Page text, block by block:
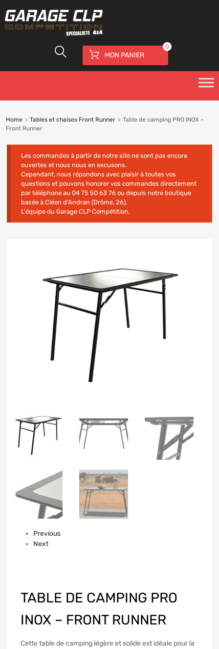
MON PANIER
0
Home Tables et chaises Front Runner
Table de camping PRO INOX –
Front Runner
Les commandes à partir de notre site ne sont pas encore
ouvertes et nous nous en excusons.
Cependant, nous répondons avec plaisir à toutes vos
questions et pouvons honorer vos commandes directement
par téléphone au 04 75 50 63 76 ou depuis notre boutique
basée à Cléon d'Andran (Drôme, 26).
L'équipe du Garage CLP Compétition.
Previous
Next
TABLE DE CAMPING PRO
INOX – FRONT RUNNER
Cette table de camping légère et solide est idéale pour la